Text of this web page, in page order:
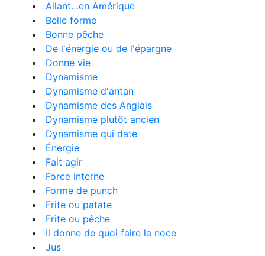
Allant…en Amérique
Belle forme
Bonne pêche
De l'énergie ou de l'épargne
Donne vie
Dynamisme
Dynamisme d'antan
Dynamisme des Anglais
Dynamisme plutôt ancien
Dynamisme qui date
Énergie
Fait agir
Force interne
Forme de punch
Frite ou patate
Frite ou pêche
Il donne de quoi faire la noce
Jus